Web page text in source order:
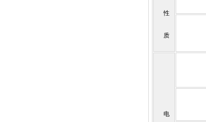
性
质
电